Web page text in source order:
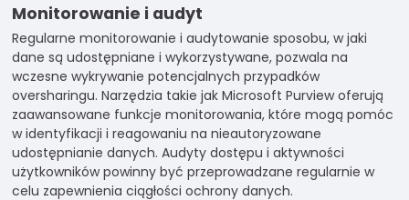
Monitorowanie i audyt
Regularne monitorowanie i audytowanie sposobu, w jaki
dane są udostępniane i wykorzystywane, pozwala na
wczesne wykrywanie potencjalnych przypadków
oversharingu. Narzędzia takie jak Microsoft Purview oferują
zaawansowane funkcje monitorowania, które mogą pomóc
w identyfikacji i reagowaniu na nieautoryzowane
udostępnianie danych. Audyty dostępu i aktywności
użytkowników powinny być przeprowadzane regularnie w
celu zapewnienia ciągłości ochrony danych.